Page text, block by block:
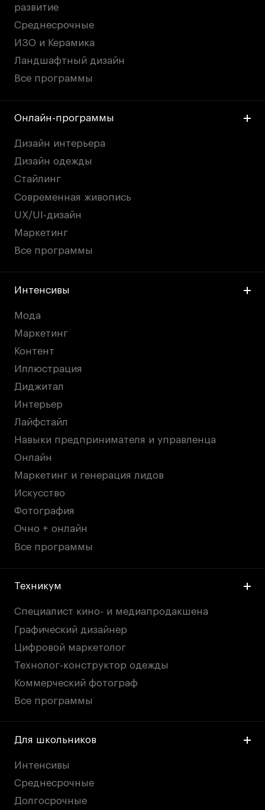
развитие
Среднесрочные
ИЗО и Керамика
Ландшафтный дизайн
Все программы
Онлайн-программы
Дизайн интерьера
Дизайн одежды
Стайлинг
Современная живопись
UX/UI-дизайн
Маркетинг
Все программы
Интенсивы
Мода
Маркетинг
Контент
Иллюстрация
Диджитал
Интерьер
Лайфстайл
Навыки предпринимателя и управленца
Онлайн
Маркетинг и генерация лидов
Искусство
Фотография
Очно + онлайн
Все программы
Техникум
Специалист кино- и медиапродакшена
Графический дизайнер
Цифровой маркетолог
Технолог-конструктор одежды
Коммерческий фотограф
Все программы
Для школьников
Интенсивы
Среднесрочные
Долгосрочные